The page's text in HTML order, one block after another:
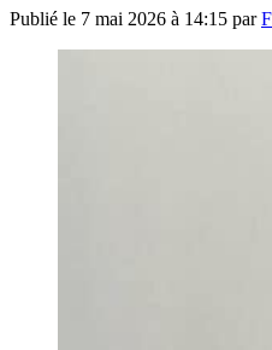
Publié le 7 mai 2026 à 14:15 par